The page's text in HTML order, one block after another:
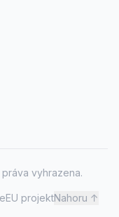
práva vyhrazena.
EU projektNahoru ↑